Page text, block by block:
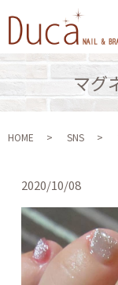
マグ
HOME SNS
2020/10/08